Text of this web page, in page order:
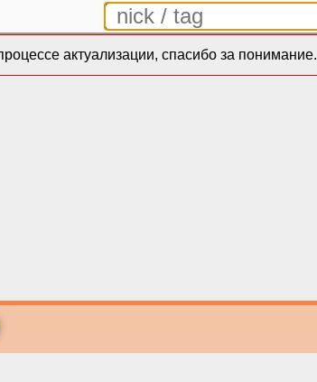
актуализации, спасибо за понимание.